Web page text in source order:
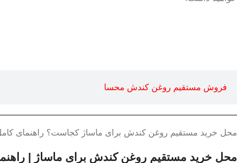
فروش مستقیم روغن کندش محسا
محل خرید مستقیم روغن کندش برای ماساژ کجاست؟ راهنمای
محل خرید مستقیم روغن کندش برای ماساژ |